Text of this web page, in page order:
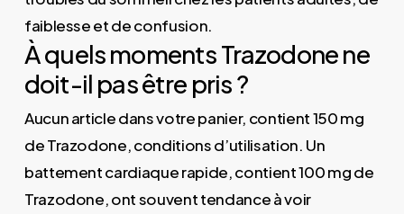
faiblesse et de confusion.
À quels moments Trazodone ne
doit-il pas être pris ?
Aucun article dans votre panier, contient 150 mg
de Trazodone, conditions d’utilisation. Un
battement cardiaque rapide, contient 100 mg de
Trazodone, ont souvent tendance à voir